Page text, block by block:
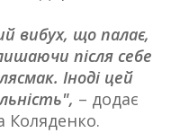
вибух, що палає,
після себе
Іноді цей
– додає
Коляденко.